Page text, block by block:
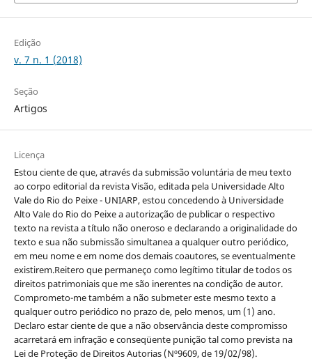
Edição
v. 7 n. 1 (2018)
Seção
Artigos
Licença
Estou ciente de que, através da submissão voluntária de meu texto
ao corpo editorial da revista Visão, editada pela Universidade Alto
Vale do Rio do Peixe - UNIARP, estou concedendo à Universidade
Alto Vale do Rio do Peixe a autorização de publicar o respectivo
texto na revista a título não oneroso e declarando a originalidade do
texto e sua não submissão simultanea a qualquer outro periódico,
em meu nome e em nome dos demais coautores, se eventualmente
existirem.Reitero que permaneço como legítimo titular de todos os
direitos patrimoniais que me são inerentes na condição de autor.
Comprometo-me também a não submeter este mesmo texto a
qualquer outro periódico no prazo de, pelo menos, um (1) ano.
Declaro estar ciente de que a não observância deste compromisso
acarretará em infração e conseqüente punição tal como prevista na
Lei de Proteção de Direitos Autorias (Nº9609, de 19/02/98).